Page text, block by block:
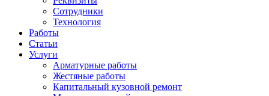
Сотрудники
Технология
Работы
Статьи
Услуги
Арматурные работы
Жестяные работы
Капитальный кузовной ремонт